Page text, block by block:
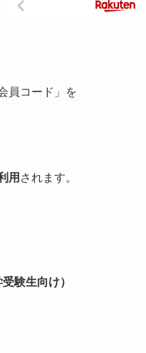
員コード」を
用 されます。
験生向け）